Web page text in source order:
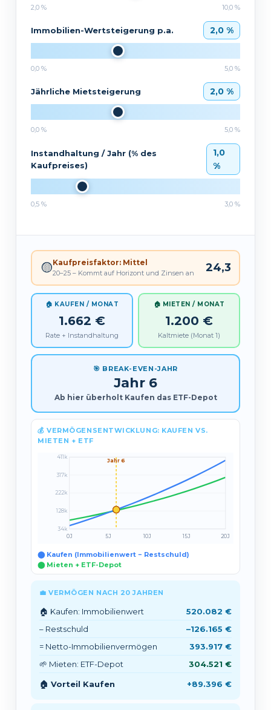
2,0 % 10,0 %
Immobilien-Wertsteigerung p.a. 2,0 %
0,0 % 5,0 %
Jährliche Mietsteigerung 2,0 %
0,0 % 5,0 %
Instandhaltung / Jahr (% des
Kaufpreises)
1,0
%
0,5 % 3,0 %
🟡Kaufpreisfaktor: Mittel
20–25 – Kommt auf Horizont und Zinsen an 24,3
🏠 KAUFEN / MONAT
1.662 €
Rate + Instandhaltung
🏠 MIETEN / MONAT
1.200 €
Kaltmiete (Monat 1)
🎯 BREAK-EVEN-JAHR
Jahr 6
Ab hier überholt Kaufen das ETF-Depot
💰 VERMÖGENSENTWICKLUNG: KAUFEN VS.
MIETEN + ETF
411k
317k
222k
128k
34k
Jahr 6
0J 5J 10J 15J 20J
⬤ Kaufen (Immobilienwert − Restschuld)
⬤ Mieten + ETF-Depot
💼 VERMÖGEN NACH 20 JAHREN
🏠 Kaufen: Immobilienwert
520.082 €
– Restschuld
–126.165 €
= Netto-Immobilienvermögen
393.917 €
🌱 Mieten: ETF-Depot
304.521 €
🏠 Vorteil Kaufen +89.396 €